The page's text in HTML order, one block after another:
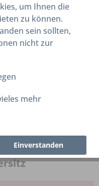
um Ihnen die
zu können.
sein sollten,
nicht zur
mehr
Einverstanden